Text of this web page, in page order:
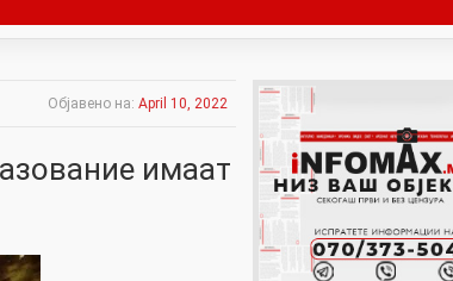
Објавено на: April 10, 2022
имаат